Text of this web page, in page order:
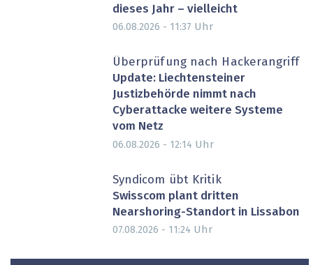
dieses Jahr – vielleicht
06.08.2026 - 11:37 Uhr
Überprüfung nach Hackerangriff
Update: Liechtensteiner
Justizbehörde nimmt nach
Cyberattacke weitere Systeme
vom Netz
06.08.2026 - 12:14 Uhr
Syndicom übt Kritik
Swisscom plant dritten
Nearshoring-Standort in Lissabon
07.08.2026 - 11:24 Uhr